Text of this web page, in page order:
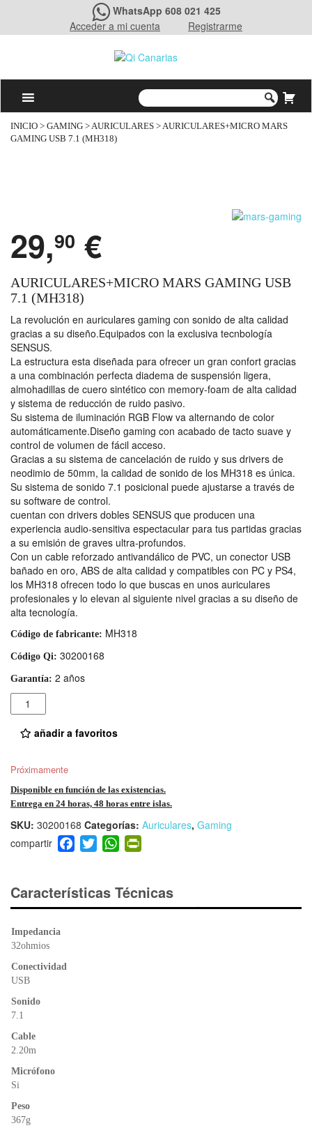
WhatsApp 608 021 425
Acceder a mi cuenta
Registrarme
INICIO > GAMING >AURICULARES > AURICULARES+MICRO MARS
GAMING USB 7.1 (MH318)
29,90 €
AURICULARES+MICRO MARS GAMING USB
7.1 (MH318)
La revolución en auriculares gaming con sonido de alta calidad
gracias a su diseño.Equipados con la exclusiva tecnbología
SENSUS.
La estructura esta diseñada para ofrecer un gran confort gracias
a una combinación perfecta diadema de suspensión ligera,
almohadillas de cuero sintético con memory-foam de alta calidad
y sistema de reducción de ruido pasivo.
Su sistema de iluminación RGB Flow va alternando de color
automáticamente.Diseño gaming con acabado de tacto suave y
control de volumen de fácil acceso.
Gracias a su sistema de cancelación de ruido y sus drivers de
neodimio de 50mm, la calidad de sonido de los MH318 es única.
Su sistema de sonido 7.1 posicional puede ajustarse a través de
su software de control.
cuentan con drivers dobles SENSUS que producen una
experiencia audio-sensitiva espectacular para tus partidas gracias
a su emisión de graves ultra-profundos.
Con un cable reforzado antivandálico de PVC, un conector USB
bañado en oro, ABS de alta calidad y compatibles con PC y PS4,
los MH318 ofrecen todo lo que buscas en unos auriculares
profesionales y lo elevan al siguiente nivel gracias a su diseño de
alta tecnología.
Código de fabricante: MH318
Código Qi: 30200168
Garantía: 2 años
Cantidad
añadir a favoritos
Próximamente
Disponible en función de las existencias.
Entrega en 24 horas, 48 horas entre islas.
SKU: 30200168 Categorías: Auriculares, Gaming
F
a
e
b
T
wi
er
W
h
s
A
ri
e
Características Técnicas
Impedancia
32ohmios
Conectividad
USB
Sonido
7.1
Cable
2.20m
Micrófono
Si
Peso
367g